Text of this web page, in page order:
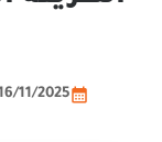
11/2025